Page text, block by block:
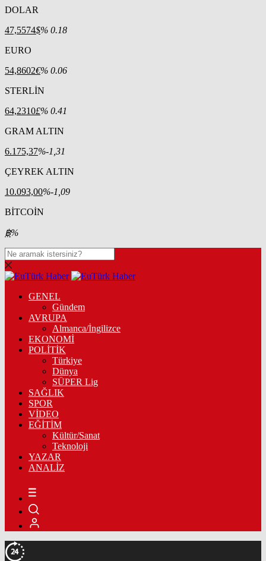
DOLAR
47,5574$% 0.18
EURO
54,8602€% 0.06
STERLİN
64,2310£% 0.41
GRAM ALTIN
6.175,37%-1,31
ÇEYREK ALTIN
10.093,00%-1,09
BİTCOİN
฿%
GENEL
Gündem
AVRUPA
Almanca/İngilizce
EKONOMİ
POLİTİK
Türkiye
Dünya
SÜPER Lig
SAĞLIK
SPOR
VİDEO
EĞİTİM
Kültür/Sanat
Teknoloji
YAZAR
ANALİZ